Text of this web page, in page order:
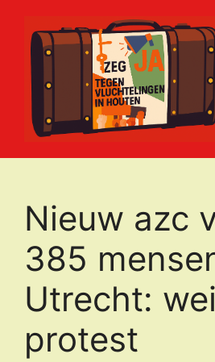
inhoud
Nieuw azc
385
Utrecht:
protest